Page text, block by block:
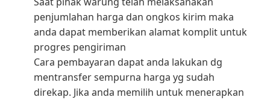
penjumlahan harga dan ongkos kirim maka
anda dapat memberikan alamat komplit untuk
progres pengiriman
Cara pembayaran dapat anda lakukan dg
mentransfer sempurna harga yg sudah
direkap. Jika anda memilih untuk menerapkan